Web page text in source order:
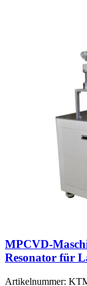
MPCVD-
Resonator für
Artikelnummer: